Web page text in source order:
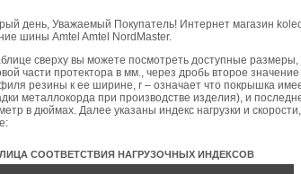
день, Уважаемый Покупатель! Интернет магазин
шины Amtel Amtel NordMaster.
сверху вы можете посмотреть доступные
части протектора в мм., через дробь второе
резины к ее ширине, r – означает что покрышка
металлокорда при производстве изделия), и
в дюймах. Далее указаны индекс нагрузки и
СООТВЕТСТВИЯ НАГРУЗОЧНЫХ ИНДЕКСОВ